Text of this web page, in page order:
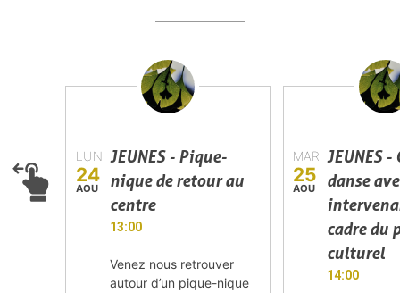
LUN
24
AOU
JEUNES - Pique-
nique de retour au
centre
13:00
Venez nous retrouver
autour d’un pique-nique
MAR
25
AOU
JEUNES -
danse
cadre du
culturel
14:00